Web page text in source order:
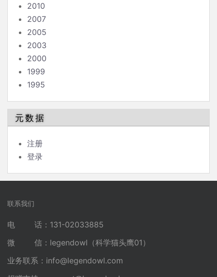
2010
2007
2005
2003
2000
1999
1995
元数据
注册
登录
联系我们
电 话：131-02033885
微 信：legendowl（科学猫头鹰01）
业务联系： info@legendowl.com